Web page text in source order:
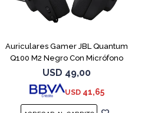
Auriculares Gamer JBL Quantum
Q100 M2 Negro Con Micrófono
USD 49,00
USD 41,65